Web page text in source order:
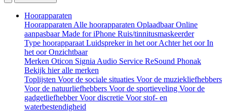
Hoorapparaten
Hoorapparaten Alle hoorapparaten OplaadbaarOnline
aanpasbaarMade for iPhone Ruis/tinnitusmaskeerder
Type hoorapparaat Luidspreker in het oorAchter het oorIn
het oorOnzichtbaar
Merken Oticon Signia Audio Service ReSound Phonak
Bekijk hier alle merken
Toplijsten Voor de sociale situaties Voor de muziekliefhebbers
Voor de natuurliefhebbers Voor de sportieveling Voor de
gadgetliefhebberVoor discretie Voor stof- en
waterbestendigheid